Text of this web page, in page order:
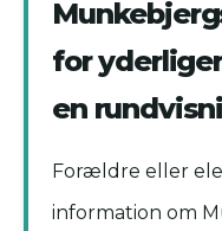
for
en
Forældre eller
information om